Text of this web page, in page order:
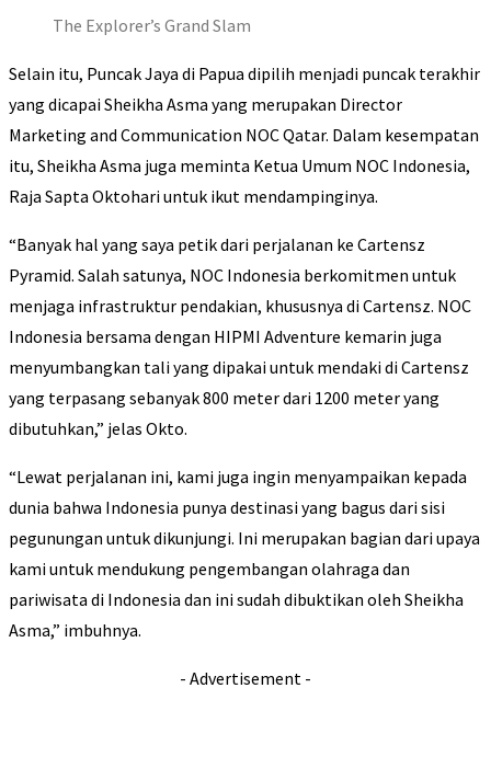
The Explorer’s Grand Slam
Selain itu, Puncak Jaya di Papua dipilih menjadi puncak terakhir
yang dicapai Sheikha Asma yang merupakan Director
Marketing and Communication NOC Qatar. Dalam kesempatan
itu, Sheikha Asma juga meminta Ketua Umum NOC Indonesia,
Raja Sapta Oktohari untuk ikut mendampinginya.
“Banyak hal yang saya petik dari perjalanan ke Cartensz
Pyramid. Salah satunya, NOC Indonesia berkomitmen untuk
menjaga infrastruktur pendakian, khususnya di Cartensz. NOC
Indonesia bersama dengan HIPMI Adventure kemarin juga
menyumbangkan tali yang dipakai untuk mendaki di Cartensz
yang terpasang sebanyak 800 meter dari 1200 meter yang
dibutuhkan,” jelas Okto.
“Lewat perjalanan ini, kami juga ingin menyampaikan kepada
dunia bahwa Indonesia punya destinasi yang bagus dari sisi
pegunungan untuk dikunjungi. Ini merupakan bagian dari upaya
kami untuk mendukung pengembangan olahraga dan
pariwisata di Indonesia dan ini sudah dibuktikan oleh Sheikha
Asma,” imbuhnya.
- Advertisement -